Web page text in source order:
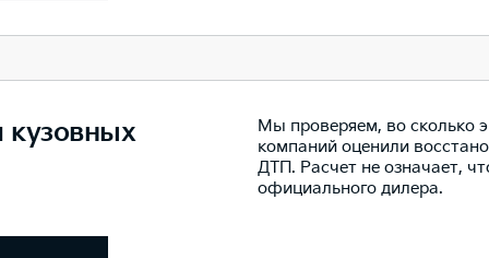
кузовных
Мы проверяем, во сколько
компаний оценили
ДТП. Расчет не означает,
официального дилера.